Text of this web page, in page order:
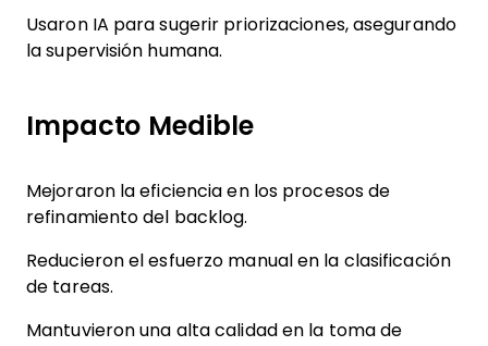
Usaron IA para sugerir priorizaciones, asegurando
la supervisión humana.
Impacto Medible
Mejoraron la eficiencia en los procesos de
refinamiento del backlog.
Reducieron el esfuerzo manual en la clasificación
de tareas.
Mantuvieron una alta calidad en la toma de